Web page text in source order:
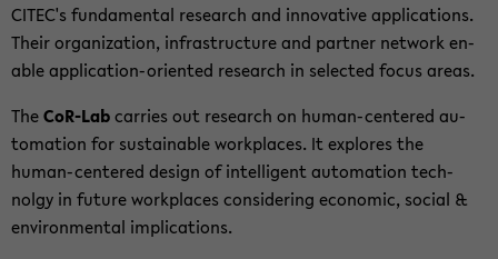
CITEC's fun­da­men­tal re­search and in­no­v­a­tive ap­pli­ca­tions.
Their or­ga­ni­za­tion, in­fra­struc­ture and part­ner net­work en­
able application-​oriented re­search in se­lected focus areas.
TheCoR-​Labcar­ries out re­search on human-​centered au­
toma­tion for sus­tain­able work­places. It ex­plores the
human-​centered de­sign of in­tel­li­gent au­toma­tion tech­
nolgy in fu­ture work­places con­sid­er­ing eco­nomic, so­cial &
en­vi­ron­men­tal im­pli­ca­tions.